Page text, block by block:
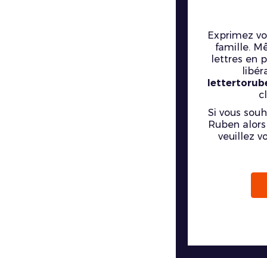
Exprimez
famille.
lettres en
Si vous
Ruben
veuillez